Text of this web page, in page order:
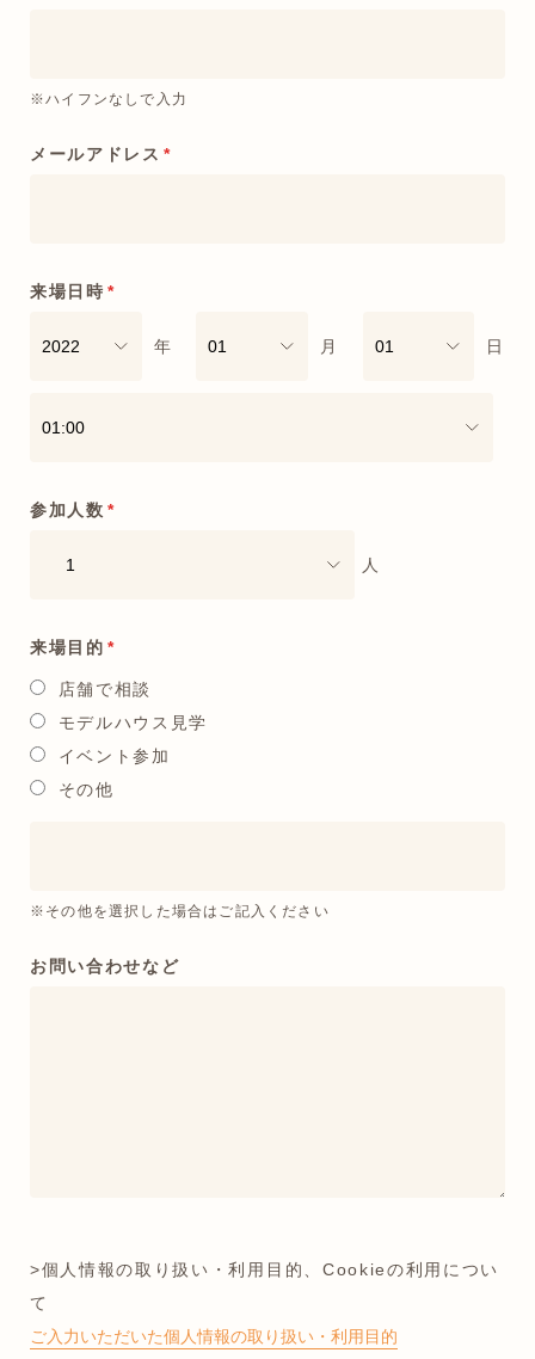
※ハイフンなしで入力
メールアドレス *
来場日時 *
年 月 日
参加人数 *
人
来場目的 *
店舗で相談
モデルハウス見学
イベント参加
その他
※その他を選択した場合はご記入ください
お問い合わせなど
>個人情報の取り扱い・利用目的、Cookieの利用につい
て
ご入力いただいた個人情報の取り扱い・利用目的